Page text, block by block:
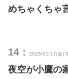
めちゃくちゃ
14： 2025/01/17(金)
夜空が小鷹の